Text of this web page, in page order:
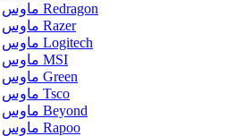
ماوس Redragon
ماوس Razer
ماوس Logitech
ماوس MSI
ماوس Green
ماوس Tsco
ماوس Beyond
ماوس Rapoo